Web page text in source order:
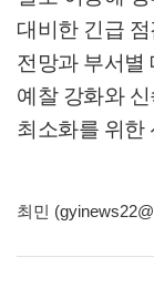
대비한 긴급
전망과 부서별
예찰 강화와
최소화를 위한
최민